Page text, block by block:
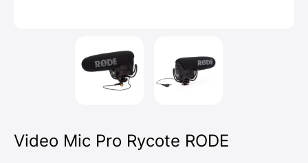
Video Mic Pro Rycote RODE